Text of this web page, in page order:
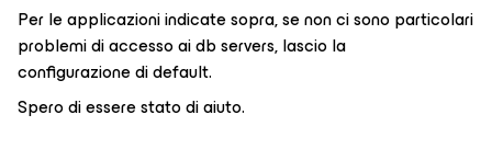
Per le applicazioni indicate sopra, se non ci sono particolari
problemi di accesso ai db servers, lascio la
configurazione di default.
Spero di essere stato di aiuto.